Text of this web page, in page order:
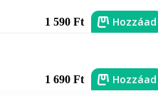
1 590 Ft Hozzáad
1 690 Ft Hozzáad